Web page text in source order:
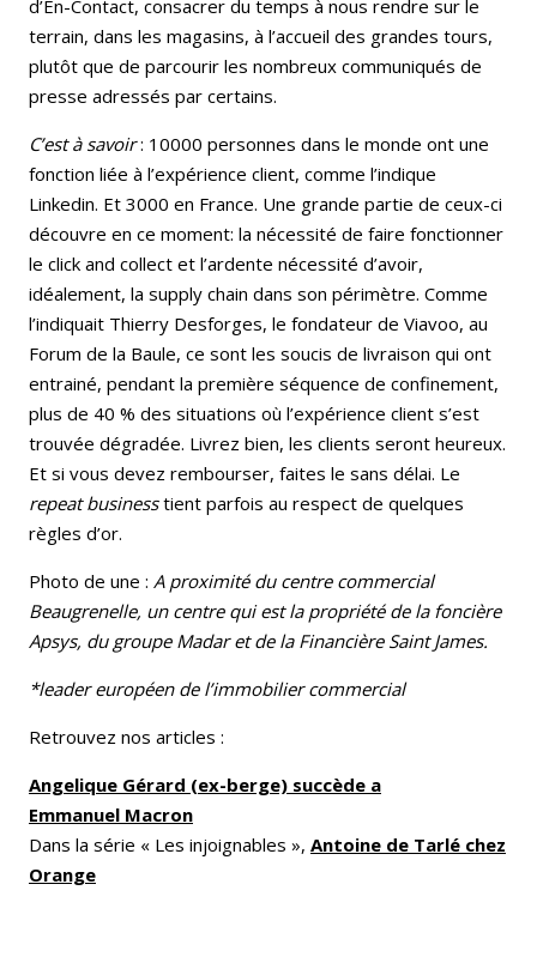
d’En-Contact, consacrer du temps à nous rendre sur le
terrain, dans les magasins, à l’accueil des grandes tours,
plutôt que de parcourir les nombreux communiqués de
presse adressés par certains.
C’est à savoir: 10000 personnes dans le monde ont une
fonction liée à l’expérience client, comme l’indique
Linkedin. Et 3000 en France. Une grande partie de ceux-ci
découvre en ce moment: la nécessité de faire fonctionner
le click and collect et l’ardente nécessité d’avoir,
idéalement, la supply chain dans son périmètre. Comme
l’indiquait Thierry Desforges, le fondateur de Viavoo, au
Forum de la Baule, ce sont les soucis de livraison qui ont
entrainé, pendant la première séquence de confinement,
plus de 40 % des situations où l’expérience client s’est
trouvée dégradée. Livrez bien, les clients seront heureux.
Et si vous devez rembourser, faites le sans délai. Le
repeat businesstient parfois au respect de quelques
règles d’or.
Photo de une : A proximité du centre commercial
Beaugrenelle, un centre qui est la propriété de la foncière
Apsys, du groupe Madar et de la Financière Saint James.
*leader européen de l’immobilier commercial
Retrouvez nos articles :
Angelique Gérard (ex-berge) succède a
Emmanuel Macron
Dans la série « Les injoignables », Antoine de Tarlé chez
Orange